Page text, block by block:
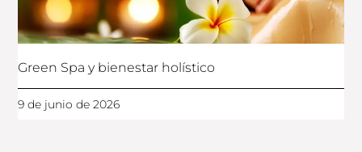
Green Spa y bienestar holístico
9 de junio de 2026